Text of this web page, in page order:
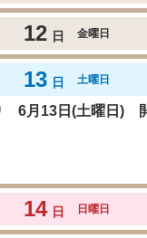
12 日 金曜日
13 日 土曜日
6月13日(土曜日)
14 日 日曜日